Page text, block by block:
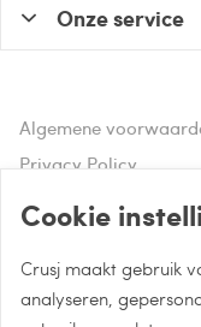
Hulp of advies
Onze service
Algemene
Privacy Policy
Cookie
Crusj maakt gebruik
analyseren,